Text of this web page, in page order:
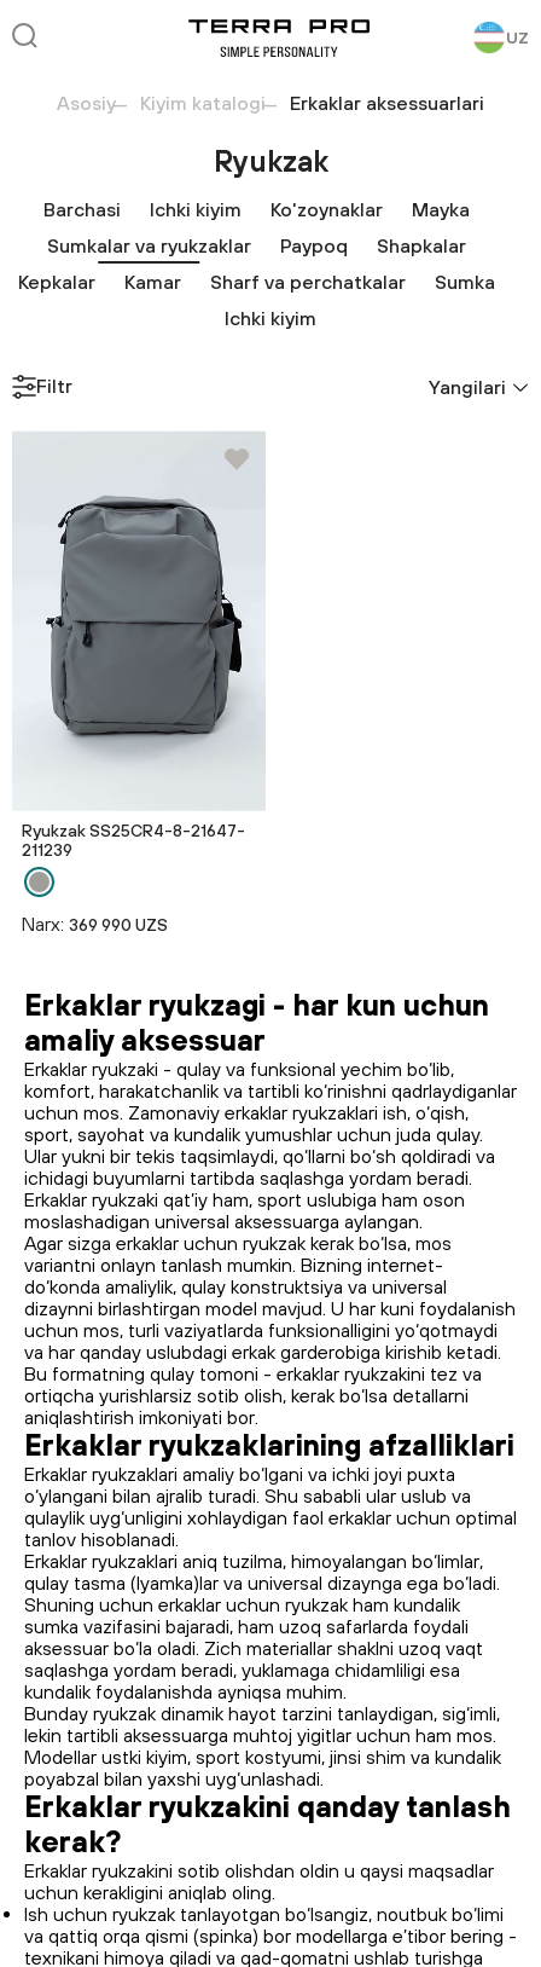
UZ
Asosiy Kiyim katalogi Erkaklar aksessuarlari
Ryukzak
Barchasi Ichki kiyim Ko'zoynaklar
Mayka
Sumkalar va ryukzaklar
Paypoq
Shapkalar
Kepkalar
Kamar Sharf va perchatkalar
Sumka
Ichki kiyim
Filtr Yangilari
Ryukzak SS25CR4-8-21647-
211239
Narx: 369 990 UZS
Erkaklar ryukzagi - har kun uchun
amaliy aksessuar
Erkaklar ryukzaki - qulay va funksional yechim bo‘lib,
komfort, harakatchanlik va tartibli ko‘rinishni qadrlaydiganlar
uchun mos. Zamonaviy erkaklar ryukzaklari ish, o‘qish,
sport, sayohat va kundalik yumushlar uchun juda qulay.
Ular yukni bir tekis taqsimlaydi, qo‘llarni bo‘sh qoldiradi va
ichidagi buyumlarni tartibda saqlashga yordam beradi.
Erkaklar ryukzaki qat’iy ham, sport uslubiga ham oson
moslashadigan universal aksessuarga aylangan.
Agar sizga erkaklar uchun ryukzak kerak bo‘lsa, mos
variantni onlayn tanlash mumkin. Bizning internet-
do‘konda amaliylik, qulay konstruktsiya va universal
dizaynni birlashtirgan model mavjud. U har kuni foydalanish
uchun mos, turli vaziyatlarda funksionalligini yo‘qotmaydi
va har qanday uslubdagi erkak garderobiga kirishib ketadi.
Bu formatning qulay tomoni - erkaklar ryukzakini tez va
ortiqcha yurishlarsiz sotib olish, kerak bo‘lsa detallarni
aniqlashtirish imkoniyati bor.
Erkaklar ryukzaklarining afzalliklari
Erkaklar ryukzaklari amaliy bo‘lgani va ichki joyi puxta
o‘ylangani bilan ajralib turadi. Shu sababli ular uslub va
qulaylik uyg‘unligini xohlaydigan faol erkaklar uchun optimal
tanlov hisoblanadi.
Erkaklar ryukzaklari aniq tuzilma, himoyalangan bo‘limlar,
qulay tasma (lyamka)lar va universal dizaynga ega bo‘ladi.
Shuning uchun erkaklar uchun ryukzak ham kundalik
sumka vazifasini bajaradi, ham uzoq safarlarda foydali
aksessuar bo‘la oladi. Zich materiallar shaklni uzoq vaqt
saqlashga yordam beradi, yuklamaga chidamliligi esa
kundalik foydalanishda ayniqsa muhim.
Bunday ryukzak dinamik hayot tarzini tanlaydigan, sig‘imli,
lekin tartibli aksessuarga muhtoj yigitlar uchun ham mos.
Modellar ustki kiyim, sport kostyumi, jinsi shim va kundalik
poyabzal bilan yaxshi uyg‘unlashadi.
Erkaklar ryukzakini qanday tanlash
kerak?
Erkaklar ryukzakini sotib olishdan oldin u qaysi maqsadlar
uchun kerakligini aniqlab oling.
Ish uchun ryukzak tanlayotgan bo‘lsangiz, noutbuk bo‘limi
va qattiq orqa qismi (spinka) bor modellarga e’tibor bering -
texnikani himoya qiladi va qad-qomatni ushlab turishga